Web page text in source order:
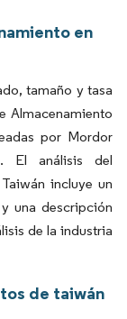
en
tamaño y tasa
Almacenamiento
por Mordor
El análisis del
incluye un
una descripción
de la industria
de taiwán